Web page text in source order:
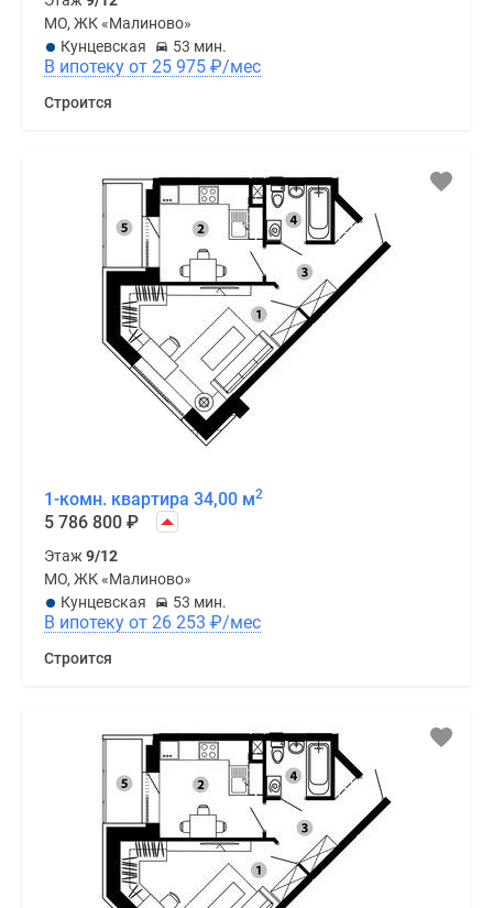
МО, ЖК «Малиново»
Кунцевская
53 мин.
В ипотеку от 25 975 ₽/мес
Строится
1-комн. квартира 34,00 м2
5 786 800 ₽
Этаж9/12
МО, ЖК «Малиново»
Кунцевская
53 мин.
В ипотеку от 26 253 ₽/мес
Строится